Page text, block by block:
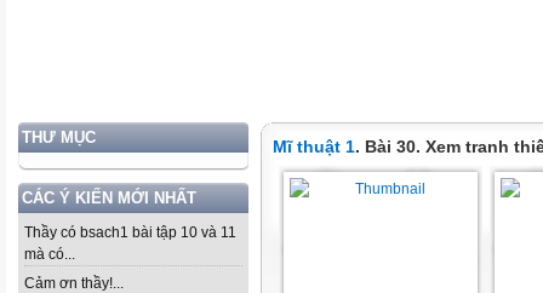
THƯ MỤC
CÁC Ý KIẾN MỚI NHẤT
Thầy có bsach1 bài tập 10 và 11
mà có...
Cảm ơn thầy!...
Mĩ thuật 1. Bài 30. Xem tranh